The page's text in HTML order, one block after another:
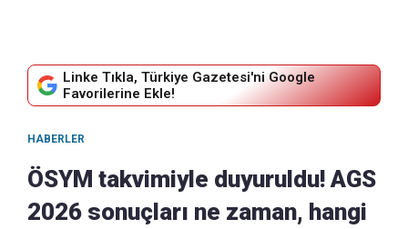
Linke Tıkla, Türkiye Gazetesi'ni Google
Favorilerine Ekle!
HABERLER
ÖSYM takvimiyle duyuruldu! AGS
2026 sonuçları ne zaman, hangi